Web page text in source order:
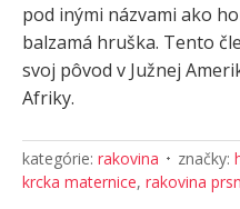
pod inými názvami ako
balzamá hruška. Tento
svoj pôvod v Južnej
Afriky.
kategórie: rakovina značky:
krcka maternice, rakovina